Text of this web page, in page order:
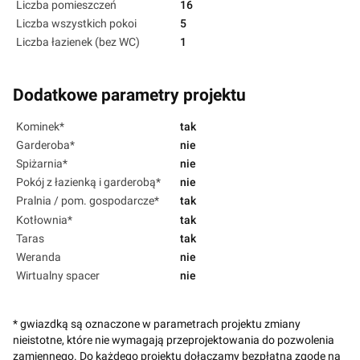
Liczba pomieszczeń
16
Liczba wszystkich pokoi
5
Liczba łazienek (bez WC)
1
Dodatkowe parametry projektu
Kominek*
tak
Garderoba*
nie
Spiżarnia*
nie
Pokój z łazienką i garderobą*
nie
Pralnia / pom. gospodarcze*
tak
Kotłownia*
tak
Taras
tak
Weranda
nie
Wirtualny spacer
nie
* gwiazdką są oznaczone w parametrach projektu zmiany
nieistotne, które nie wymagają przeprojektowania do pozwolenia
zamiennego. Do każdego projektu dołączamy bezpłatną zgodę na